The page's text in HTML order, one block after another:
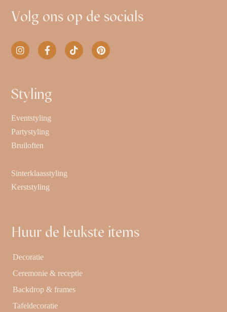
Volg ons op de socials
Styling
Eventstyling
Partystyling
Bruiloften
Sinterklaasstyling
Kerststyling
Huur de leukste items
Decoratie
Ceremonie & receptie
Backdrop & frames
Tafeldecoratie